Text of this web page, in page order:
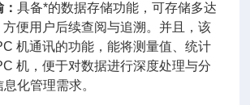
：具备*的数据存储功能，可存储多达
便用户后续查阅与追溯。并且，该
机通讯的功能，能将测量值、统计
机，便于对数据进行深度处理与分
化管理需求。